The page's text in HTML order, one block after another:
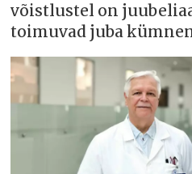
võistlustel on
toimuvad juba